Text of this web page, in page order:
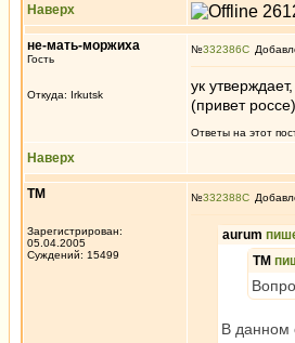
Наверх
не-мать-моржиха
Гость
Откуда: Irkutsk
№332386
ук
(привет россе)
Ответы на этот
Наверх
ТМ
Зарегистрирован:
05.04.2005
Суждений: 15499
№332388
aurum
ТМ
В данном